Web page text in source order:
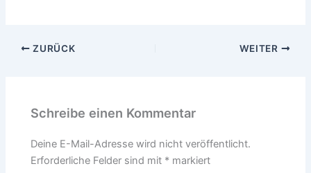
ZURÜCK WEITER
Schreibe einen Kommentar
Deine E-Mail-Adresse wird nicht veröffentlicht.
Erforderliche Felder sind mit * markiert